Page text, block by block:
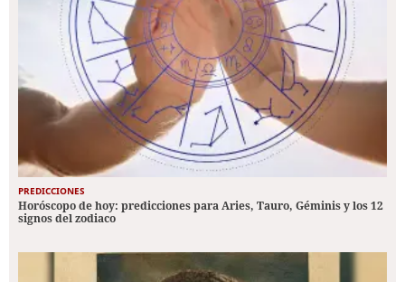
PREDICCIONES
Horóscopo de hoy: predicciones para Aries, Tauro, Géminis y los 12
signos del zodiaco